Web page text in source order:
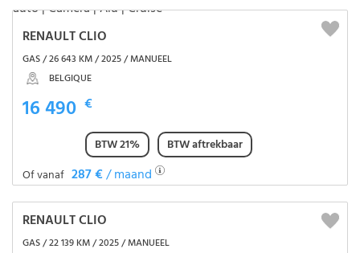
RENAULT CLIO
GAS / 26 643 KM / 2025 / MANUEEL
BELGIQUE
16 490 €
BTW 21%
BTW aftrekbaar
Of vanaf 287 €/ maand
RENAULT CLIO
GAS / 22 139 KM / 2025 / MANUEEL